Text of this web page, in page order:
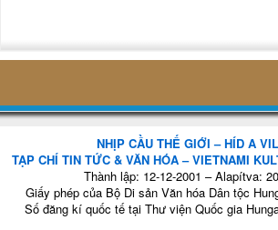
NHỊP CẦU THẾ GIỚI – HÍD A
TẠP CHÍ TIN TỨC & VĂN HÓA – VIETNAMI
Thành lập: 12-12-2001 – Alapítva:
Giấy phép của Bộ Di sản Văn hóa Dân tộc
Số đăng kí quốc tế tại Thư viện Quốc gia